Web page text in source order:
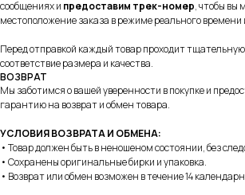
сообщениях и предоставим трек-номер, чтобы вы
местоположение заказа в режиме реального времени
Перед отправкой каждый товар проходит
соответствие размера и качества.
ВОЗВРАТ
Мы заботимся о вашей уверенности в покупке и
гарантию на возврат и обмен товара.
УСЛОВИЯ ВОЗВРАТА И ОБМЕНА:
• Товар должен быть в неношеном состоянии, без
• Сохранены оригинальные бирки и упаковка.
• Возврат или обмен возможен в течение 14
FAQ
Контакты
мессенджерах, пишите в специальный чат
Почта для вопросов и предложений
info@myboots.store